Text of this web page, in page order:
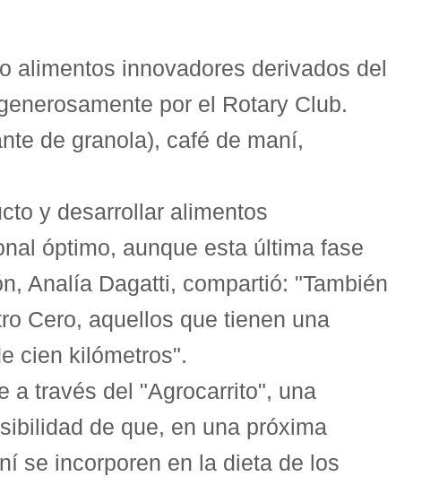
alimentos innovadores derivados del
por el Rotary Club.
de granola), café de maní,
y desarrollar alimentos
óptimo, aunque esta última fase
Analía Dagatti, compartió: "También
Cero, aquellos que tienen una
cien kilómetros".
a través del "Agrocarrito", una
de que, en una próxima
se incorporen en la dieta de los